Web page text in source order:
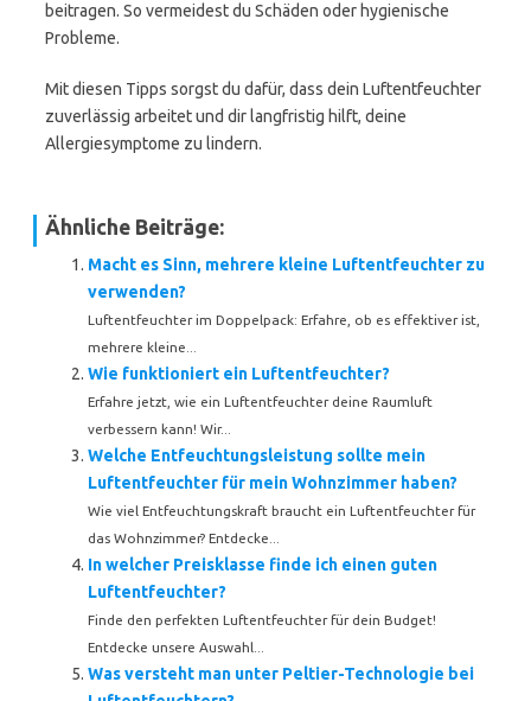
beitragen. So vermeidest du Schäden oder hygienische
Probleme.
Mit diesen Tipps sorgst du dafür, dass dein Luftentfeuchter
zuverlässig arbeitet und dir langfristig hilft, deine
Allergiesymptome zu lindern.
Ähnliche Beiträge:
Macht es Sinn, mehrere kleine Luftentfeuchter zu
verwenden?
Luftentfeuchter im Doppelpack: Erfahre, ob es effektiver ist,
mehrere kleine...
Wie funktioniert ein Luftentfeuchter?
Erfahre jetzt, wie ein Luftentfeuchter deine Raumluft
verbessern kann! Wir...
Welche Entfeuchtungsleistung sollte mein
Luftentfeuchter für mein Wohnzimmer haben?
Wie viel Entfeuchtungskraft braucht ein Luftentfeuchter für
das Wohnzimmer? Entdecke...
In welcher Preisklasse finde ich einen guten
Luftentfeuchter?
Finde den perfekten Luftentfeuchter für dein Budget!
Entdecke unsere Auswahl...
Was versteht man unter Peltier-Technologie bei